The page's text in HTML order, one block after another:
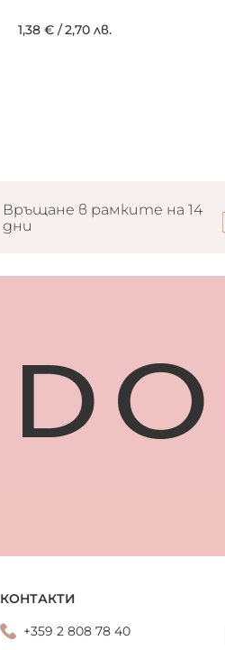
1,38 €/2,70 лв.
Връщане в рамките на 14
дни
КОНТАКТИ
+359 2 808 78 40